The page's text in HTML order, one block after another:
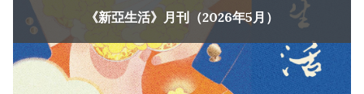
《新亞生活》月刊（2026年5月）